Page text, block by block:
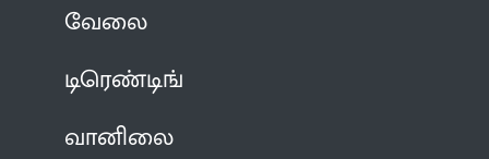
வேலை
டிரெண்டிங்
வானிலை